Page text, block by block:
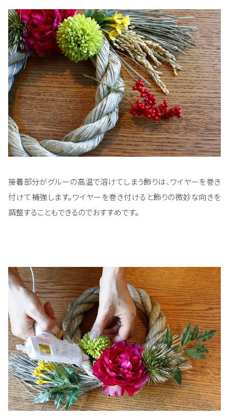
接着部分がグルーの高温で溶けてしまう飾りは、ワイヤーを巻き
付けて補強します。ワイヤーを巻き付けると飾りの微妙な向きを
調整することもできるのでおすすめです。